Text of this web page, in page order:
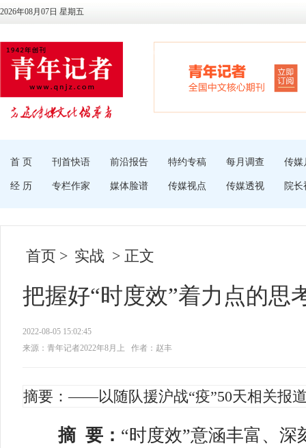
2026年08月07日 星期五
首 页 刊首快语 前沿报告 特约专稿 每月调查 传媒
经 历 专栏作家 媒体脸谱 传媒视点 传媒透视 院长
首页 > 实战 > 正文
把握好“时度效”着力点的思
2022-08-05 15:02:45
来源：青年记者2022年8月上
作者：赵丰
摘要：——以随队援沪战“疫”50天相关报
摘 要： “时度效”意涵丰富、